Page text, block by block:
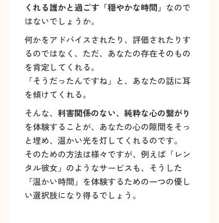
くれる誰かと過ごす「穏やかな時間」 なので
はないでしょうか。
何かをアドバイスされたり、評価されたりす
るのではなく、ただ、あなたの存在そのもの
を肯定してくれる。
「そうだったんですね」と、あなたの話に耳
を傾けてくれる。
そんな、 利害関係のない、純粋な心の繋がり
を体験することが、あなたの心の隙間をそっ
と埋め、温かい光を灯してくれるのです。
そのための方法は様々ですが、例えば「レン
タル彼女」のようなサービスも、そうした
「温かい時間」を体験するための一つの優し
い選択肢になり得るでしょう。